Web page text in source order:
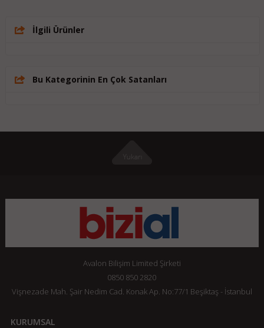
İlgili Ürünler
Bu Kategorinin En Çok Satanları
Avalon Bilişim Limited Şirketi
0850 850 2820
Vişnezade Mah. Şair Nedim Cad. Konak Ap. No:77/1 Beşiktaş - İstanbul
KURUMSAL